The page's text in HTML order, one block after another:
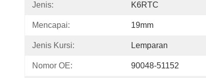
Jenis: K6RTC
Mencapai: 19mm
Jenis Kursi: Lemparan
Nomor OE: 90048-51152